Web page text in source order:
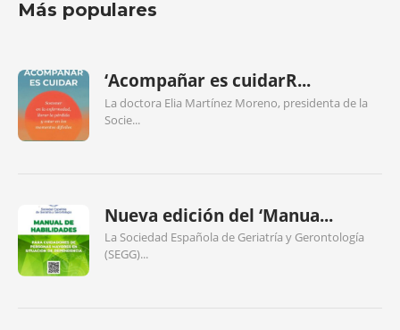
Más populares
‘Acompañar es cuidarR...
La doctora Elia Martínez Moreno, presidenta de la
Socie...
Nueva edición del ‘Manua...
La Sociedad Española de Geriatría y Gerontología
(SEGG)...